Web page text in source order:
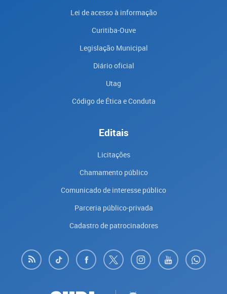
Lei de acesso à informação
Curitiba-Ouve
Legislação Municipal
Diário oficial
Utag
Código de Ética e Conduta
Editais
Licitações
Chamamento público
Comunicado de interesse público
Parceria público-privada
Cadastro de patrocinadores